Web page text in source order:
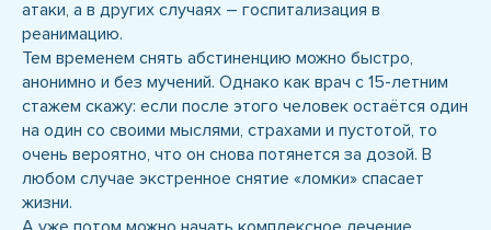
атаки, а в других случаях – госпитализация в
реанимацию.
Тем временем снять абстиненцию можно быстро,
анонимно и без мучений. Однако как врач с 15-летним
стажем скажу: если после этого человек остаётся один
на один со своими мыслями, страхами и пустотой, то
очень вероятно, что он снова потянется за дозой. В
любом случае экстренное снятие «ломки» спасает
жизни.